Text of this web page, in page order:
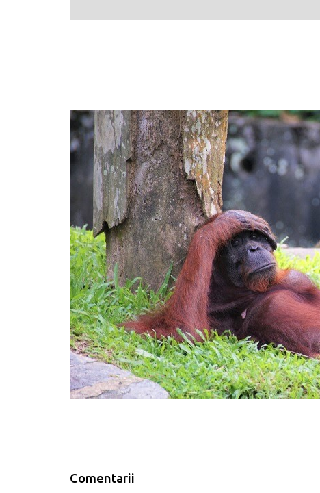
Comentarii